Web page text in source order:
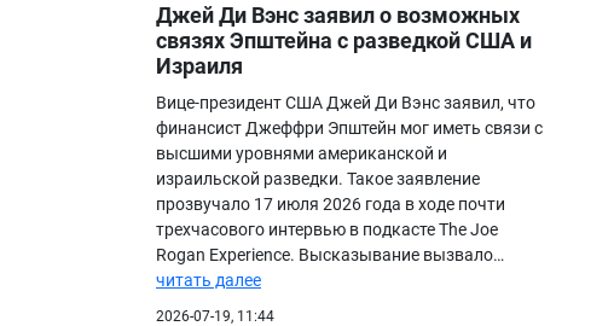
Джей Ди Вэнс заявил о возможных
связях Эпштейна с разведкой США и
Израиля
Вице-президент США Джей Ди Вэнс заявил, что
финансист Джеффри Эпштейн мог иметь связи с
высшими уровнями американской и
израильской разведки. Такое заявление
прозвучало 17 июля 2026 года в ходе почти
трехчасового интервью в подкасте The Joe
Rogan Experience. Высказывание вызвало…
читать далее
2026-07-19, 11:44